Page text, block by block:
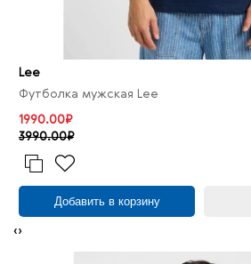
Lee
Футболка мужская Lee
1990.00₽
3990.00₽
Добавить в корзину
‹›